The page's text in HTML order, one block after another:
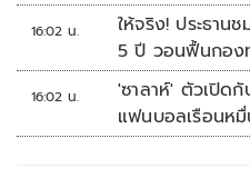
16:02 น.
ให้จริง! ประธาน
5 ปี วอนฟื้นกอง
16:02 น.
'ซาลาห์' ตัวเปิด
แฟนบอลเรือนห